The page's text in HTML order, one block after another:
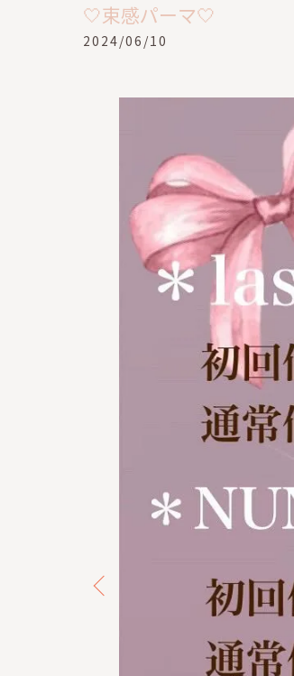
🤍束感パーマ🤍
2024/06/10